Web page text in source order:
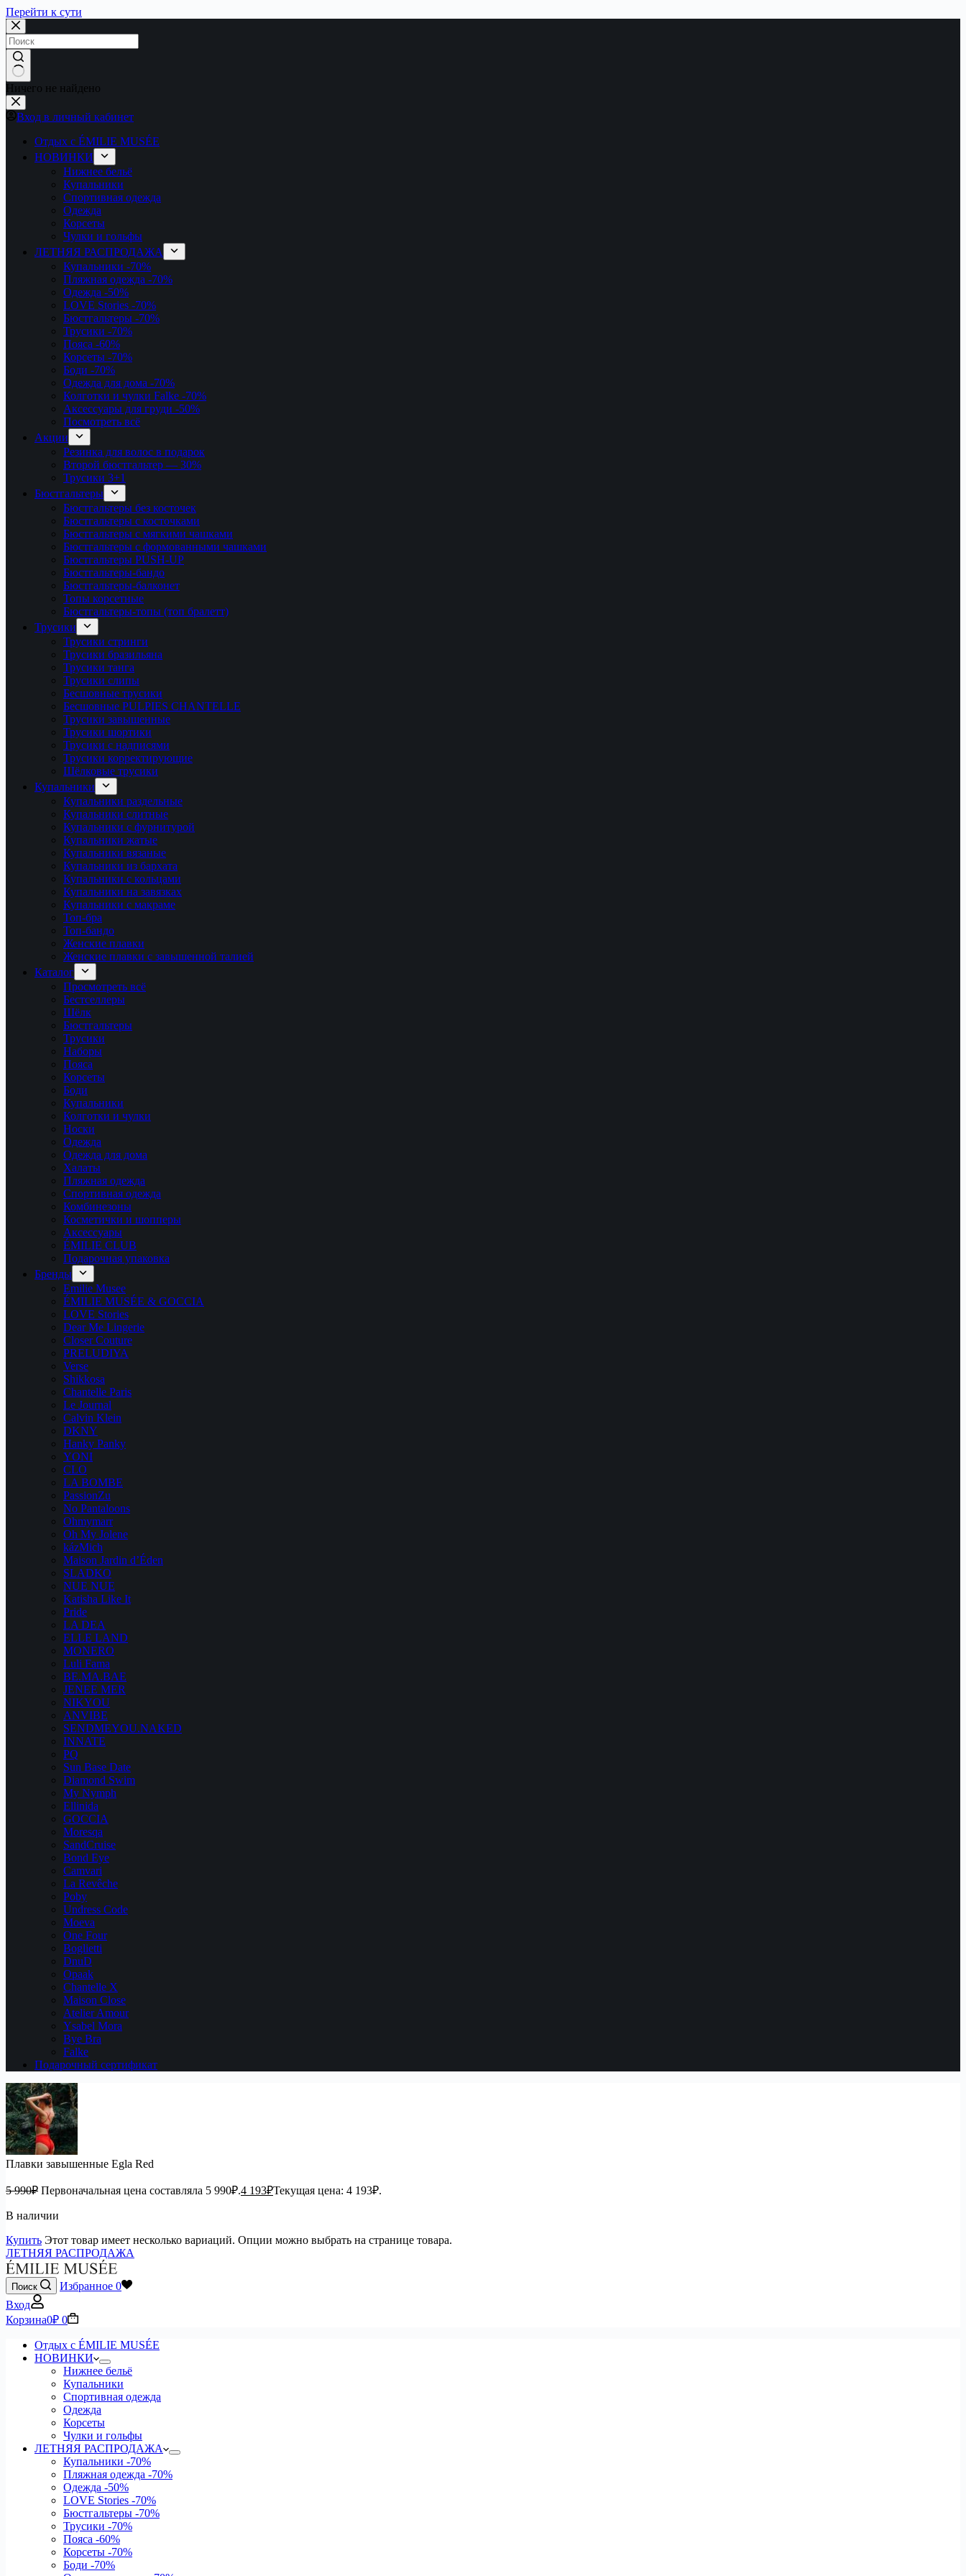
Перейти к сути
Ничего не найдено
Вход в личный кабинет
Отдых с ÉMILIE MUSÉE
НОВИНКИ
Нижнее бельё
Купальники
Спортивная одежда
Одежда
Корсеты
Чулки и гольфы
ЛЕТНЯЯ РАСПРОДАЖА
Купальники -70%
Пляжная одежда -70%
Одежда -50%
LOVE Stories -70%
Бюстгальтеры -70%
Трусики -70%
Пояса -60%
Корсеты -70%
Боди -70%
Одежда для дома -70%
Колготки и чулки Falke -70%
Аксессуары для груди -50%
Посмотреть всё
Акции
Резинка для волос в подарок
Второй бюстгальтер — 30%
Трусики 3+1
Бюстгальтеры
Бюстгальтеры без косточек
Бюстгальтеры с косточками
Бюстгальтеры с мягкими чашками
Бюстгальтеры с формованными чашками
Бюстгальтеры PUSH-UP
Бюстгальтеры-бандо
Бюстгальтеры-балконет
Топы корсетные
Бюстгальтеры-топы (топ бралетт)
Трусики
Трусики стринги
Трусики бразильяна
Трусики танга
Трусики слипы
Бесшовные трусики
Бесшовные PULPIES CHANTELLE
Трусики завышенные
Трусики шортики
Трусики с надписями
Трусики корректирующие
Шёлковые трусики
Купальники
Купальники раздельные
Купальники слитные
Купальники с фурнитурой
Купальники жатые
Купальники вязаные
Купальники из бархата
Купальники с кольцами
Купальники на завязках
Купальники с макраме
Топ-бра
Топ-бандо
Женские плавки
Женские плавки с завышенной талией
Каталог
Просмотреть всё
Бестселлеры
Шёлк
Бюстгальтеры
Трусики
Наборы
Пояса
Корсеты
Боди
Купальники
Колготки и чулки
Носки
Одежда
Одежда для дома
Халаты
Пляжная одежда
Спортивная одежда
Комбинезоны
Косметички и шопперы
Аксессуары
ÉMILIE CLUB
Подарочная упаковка
Бренды
Emilie Musee
ÉMILIE MUSÉE & GOCCIA
LOVE Stories
Dear Me Lingerie
Closer Couture
PRELUDIYA
Verse
Shikkosa
Chantelle Paris
Le Journal
Calvin Klein
DKNY
Hanky Panky
YONI
CLO
LA BOMBE
PassionZu
No Pantaloons
Ohmymarr
Oh My Jolene
kázMich
Maison Jardin d’Éden
SLADKO
NUE NUE
Katisha Like It
Pride
LA DEA
ELLE LAND
MONERO
Luli Fama
BE.MA.BAE
JENEE MER
NIKYOU
ANVIBE
SENDMEYOU.NAKED
INNATE
PQ
Sun Base Date
Diamond Swim
My Nymph
Ellinida
GOCCIA
Moresqa
SandCruise
Bond Eye
Camvari
La Revêche
Poby
Undress Code
Moeva
One Four
Boglietti
DnuD
Opaak
Chantelle X
Maison Close
Atelier Amour
Ysabel Mora
Bye Bra
Falke
Подарочный сертификат
Плавки завышенные Egla Red
5 990₽ Первоначальная цена составляла 5 990₽.4 193₽Текущая цена: 4 193₽.
В наличии
Купить Этот товар имеет несколько вариаций. Опции можно выбрать на странице товара.
ЛЕТНЯЯ РАСПРОДАЖА
Поиск Избранное 0
Вход
Корзина0₽ 0
Отдых с ÉMILIE MUSÉE
НОВИНКИ
Нижнее бельё
Купальники
Спортивная одежда
Одежда
Корсеты
Чулки и гольфы
ЛЕТНЯЯ РАСПРОДАЖА
Купальники -70%
Пляжная одежда -70%
Одежда -50%
LOVE Stories -70%
Бюстгальтеры -70%
Трусики -70%
Пояса -60%
Корсеты -70%
Боди -70%